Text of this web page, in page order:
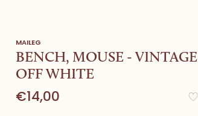
MAILEG
BENCH, MOUSE - VINTAGE
OFF WHITE
€14,00